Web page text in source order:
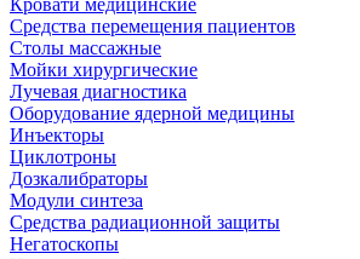
Кровати медицинские
Средства перемещения пациентов
Столы массажные
Мойки хирургические
Лучевая диагностика
Оборудование ядерной медицины
Инъекторы
Циклотроны
Дозкалибраторы
Модули синтеза
Средства радиационной защиты
Негатоскопы